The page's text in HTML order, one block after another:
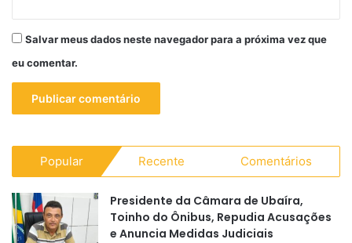
Salvar meus dados neste navegador para a próxima vez que
eu comentar.
Popular Recente Comentários
Presidente da Câmara de Ubaíra,
Toinho do Ônibus, Repudia Acusações
e Anuncia Medidas Judiciais